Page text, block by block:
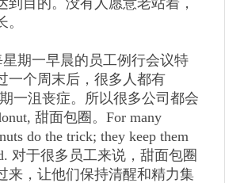
到目的。没有人愿意老站着，
期一早晨的员工例行会议特
一个周末后，很多人都有
一沮丧症。所以很多公司都会
甜面包圈。For many
do the trick; they keep them
对于很多员工来说，甜面包圈
来，让他们保持清醒和精力集